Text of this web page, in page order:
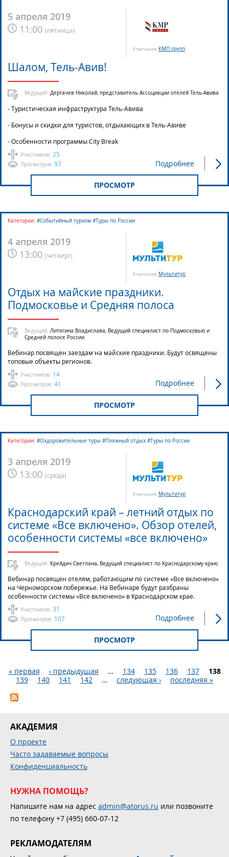
5 апреля 2019
11:00 (пятница)
Компания: КМП групп
Участников: 25
Просмотров: 97
Шалом, Тель-Авив!
Ведущий: Дергачев Николай, представитель Ассоциации отелей Тель-Авива
- Туристическая инфраструктура Тель-Авива
- Бонусы и скидки для туристов, отдыхающих в Тель-Авиве
- Особенности программы City Break
Подробнее
ПРОСМОТР
4 апреля 2019
13:00 (четверг)
Компания: Мультитур
Участников: 14
Просмотров: 41
Категории: #Событийный туризм #Туры по России
Отдых на майские праздники.
Подмосковье и Средняя полоса
Ведущий: Литягина Владислава, Ведущий специалист по Подмосковью и
Средней полосе России
Вебинар посвящен заездам на майские праздники. Будут освящены
топовые объекты регионов.
Подробнее
ПРОСМОТР
3 апреля 2019
13:00 (среда)
Компания: Мультитур
Участников: 31
Просмотров: 107
Категории: #Оздоровительные туры #Пляжный отдых #Туры по России
Краснодарский край – летний отдых по
системе «Все включено». Обзор отелей,
особенности системы «все включено»
Ведущий: Крейдич Светлана, Ведущий специалист по Краснодарскому краю
Вебинар посвящен отелям, работающим по системе «Все включено»
на Черноморском побережье. На Вебинаре будут разбраны
особенности системы «Все включено» в Краснодарском крае.
Подробнее
ПРОСМОТР
Страницы
« первая ‹ предыдущая … 134 135 136 137
138
139
140 141 142 … следующая › последняя »
АКАДЕМИЯ
О проекте
Часто задаваемые вопросы
Конфиденциальность
НУЖНА ПОМОЩЬ?
Напишите нам на адрес admin@atorus.ru или позвоните
по телефону +7 (495) 660-07-12
РЕКЛАМОДАТЕЛЯМ